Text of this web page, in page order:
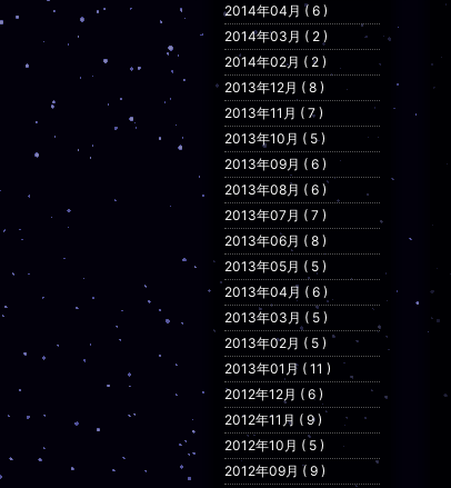
2014年04月 ( 6 )
2014年03月 ( 2 )
2014年02月 ( 2 )
2013年12月 ( 8 )
2013年11月 ( 7 )
2013年10月 ( 5 )
2013年09月 ( 6 )
2013年08月 ( 6 )
2013年07月 ( 7 )
2013年06月 ( 8 )
2013年05月 ( 5 )
2013年04月 ( 6 )
2013年03月 ( 5 )
2013年02月 ( 5 )
2013年01月 ( 11 )
2012年12月 ( 6 )
2012年11月 ( 9 )
2012年10月 ( 5 )
2012年09月 ( 9 )